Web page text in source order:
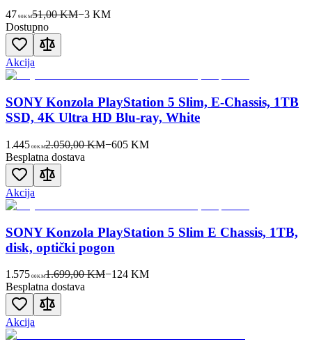
47 90KM51,00 KM−3KM
Dostupno
Akcija
SONY Konzola PlayStation 5 Slim, E-Chassis, 1TB
SSD, 4K Ultra HD Blu-ray, White
1.445 00KM2.050,00 KM−605KM
Besplatna dostava
Akcija
SONY Konzola PlayStation 5 Slim E Chassis, 1TB,
disk, optički pogon
1.575 00KM1.699,00 KM−124KM
Besplatna dostava
Akcija